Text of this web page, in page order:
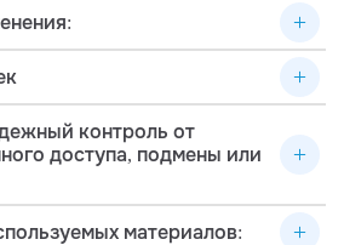
контроль от
доступа, подмены или
материалов: